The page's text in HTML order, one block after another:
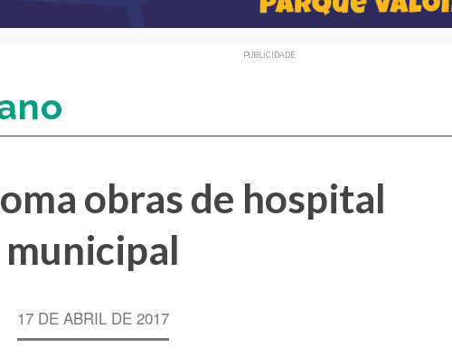
PUBLICIDADE
obras de hospital
municipal
17 DE ABRIL DE 2017